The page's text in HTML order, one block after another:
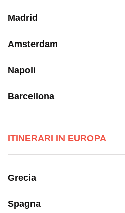
Madrid
Amsterdam
Napoli
Barcellona
ITINERARI IN EUROPA
Grecia
Spagna